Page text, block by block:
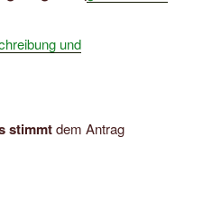
und
stimmtdem Antrag